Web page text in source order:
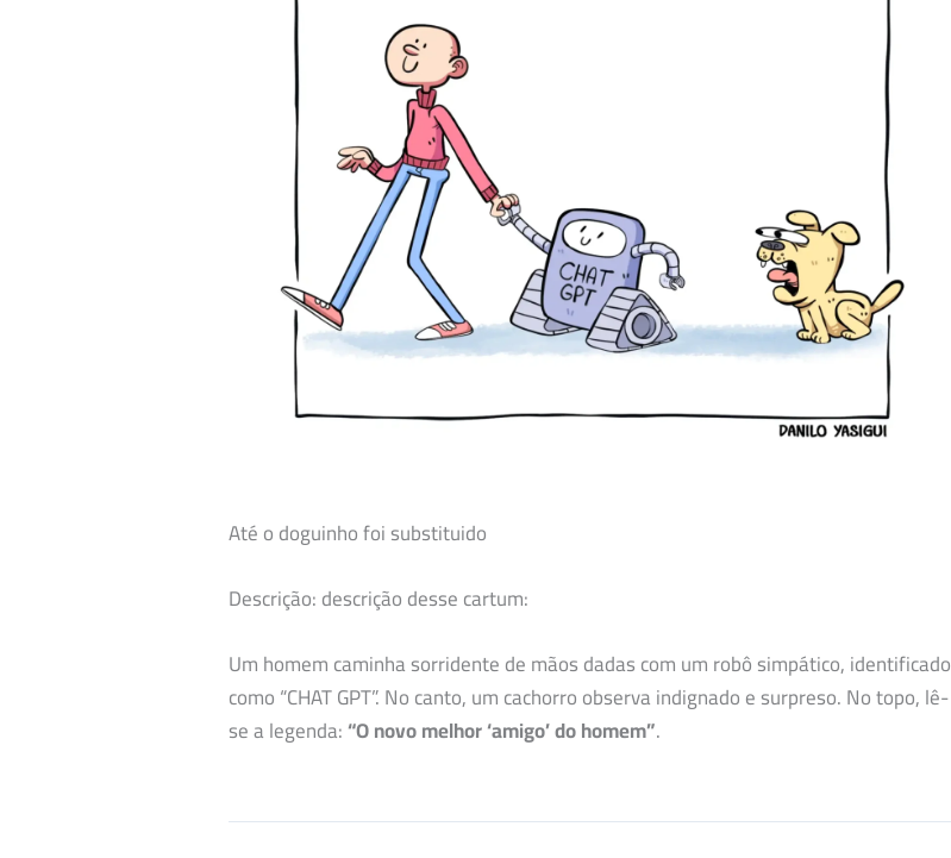
Até o doguinho foi substituido
Descrição: descrição desse cartum:
Um homem caminha sorridente de mãos dadas com um robô simpático, identificado
como “CHAT GPT”. No canto, um cachorro observa indignado e surpreso. No topo, lê-
se a legenda:“O novo melhor ‘amigo’ do homem”.